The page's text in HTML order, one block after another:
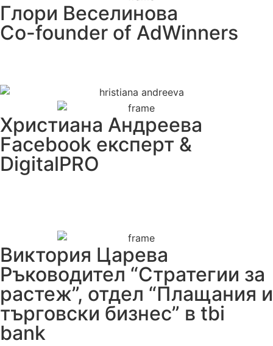
Глори Веселинова
Co-founder of AdWinners
Христиана Андреева
Facebook експерт &
DigitalPRO
Виктория Царева
Ръководител “Стратегии за
растеж”, отдел “Плащания и
търговски бизнес” в tbi
bank